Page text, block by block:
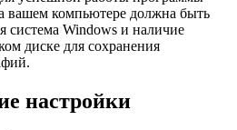
вашем компьютере должна быть
система Windows и наличие
диске для сохранения
настройки